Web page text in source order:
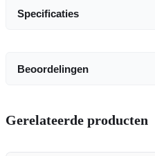
Specificaties
Beoordelingen
Gerelateerde producten